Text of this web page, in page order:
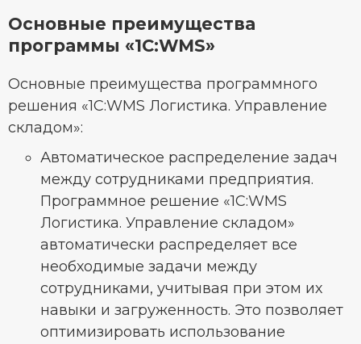
Основные преимущества
программы «1С:WMS»
Основные преимущества программного
решения «1С:WMS Логистика. Управление
складом»:
Автоматическое распределение задач
между сотрудниками предприятия.
Программное решение «1С:WMS
Логистика. Управление складом»
автоматически распределяет все
необходимые задачи между
сотрудниками, учитывая при этом их
навыки и загруженность. Это позволяет
оптимизировать использование